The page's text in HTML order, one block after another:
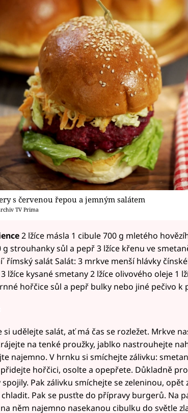
s červenou řepou a jemným salátem
TV Prima
2 lžíce másla 1 cibule 700 g mletého
g strouhanky sůl a pepř 3 lžíce křenu ve
římský salát Salát: 3 mrkve menší hlávky
lžíce kysané smetany 2 lžíce olivového oleje 1
hořčice sůl a pepř bulky nebo jiné pečivo k
si udělejte salát, ať má čas se rozležet. Mrkve
na tenké proužky, jablko nastrouhejte
najemno. V hrnku si smíchejte zálivku:
hořčici, osolte a opepřete. Důkladně
Pak zálivku smíchejte se zeleninou, opět
Pak se pusťte do přípravy burgerů. Na
něm najemno nasekanou cibulku do světle